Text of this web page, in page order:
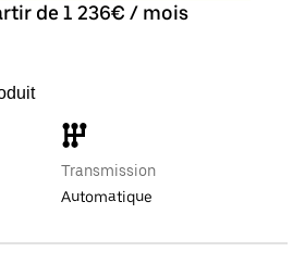
de 1 236€ / mois
Transmission
Automatique